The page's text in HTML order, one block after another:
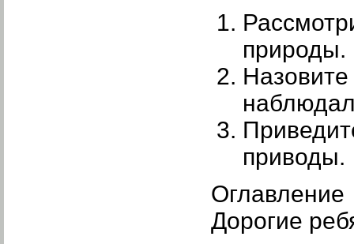
природы.
приводы.
Оглавление
Дорогие